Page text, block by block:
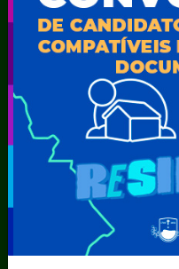
Secretaria
Secretaria Municipal
SEMARH / Secretaria
Secretaria Municipal
Secretaria
Secretaria
Secretaria
Secretaria
Secretaria
Secretaria
Secretaria Municipal
Secretaria Municipal